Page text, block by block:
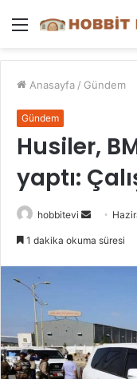
Menü
Anasayfa / Gündem
Gündem
Husiler,
yaptı:
hobbitevi
Bir
1 dakika okuma süresi